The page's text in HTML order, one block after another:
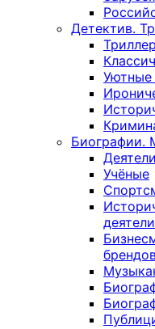
Детектив.
Уютные
Биографии.
Учёные
деятели